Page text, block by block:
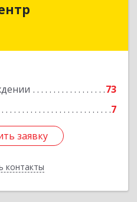
73
7
заявку
контакты
г, Горького ул, дом
заявку